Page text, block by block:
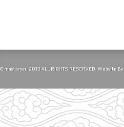
© masteryau 2013 ALL RIGHTS RESERVED. Website By